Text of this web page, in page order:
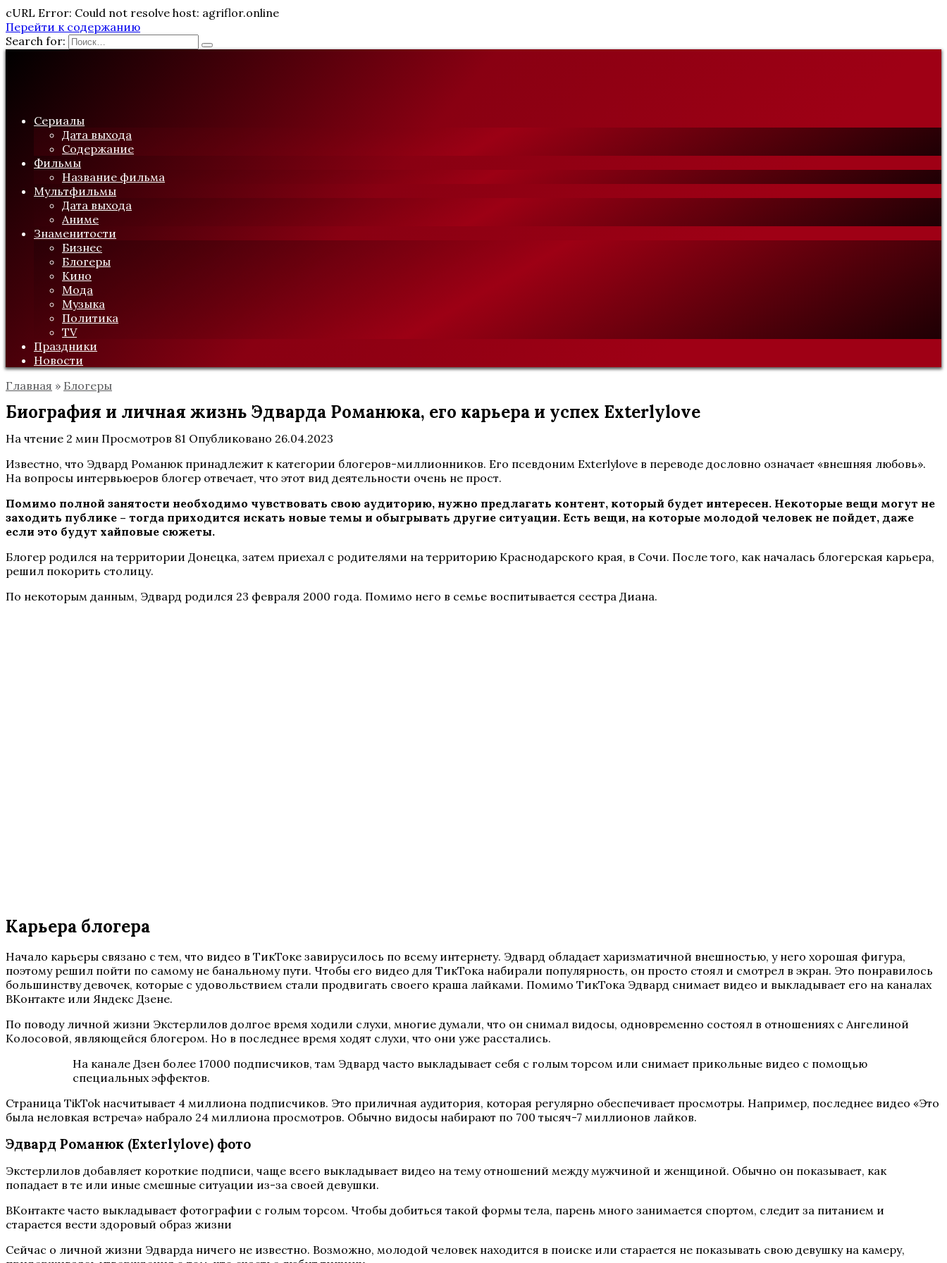
cURL Error: Could not resolve host: agriflor.online
Перейти к содержанию
Search for:
Сериалы
Дата выхода
Содержание
Фильмы
Название фильма
Мультфильмы
Дата выхода
Аниме
Знаменитости
Бизнес
Блогеры
Кино
Мода
Музыка
Политика
TV
Праздники
Новости
Главная » Блогеры
Биография и личная жизнь Эдварда Романюка, его карьера и успех Exterlylove
На чтение 2 мин Просмотров 81 Опубликовано 26.04.2023
Известно, что Эдвард Романюк принадлежит к категории блогеров-миллионников. Его псевдоним Exterlylove в переводе дословно означает «внешняя любовь».
На вопросы интервьюеров блогер отвечает, что этот вид деятельности очень не прост.
Помимо полной занятости необходимо чувствовать свою аудиторию, нужно предлагать контент, который будет интересен. Некоторые вещи могут не
заходить публике – тогда приходится искать новые темы и обыгрывать другие ситуации. Есть вещи, на которые молодой человек не пойдет, даже
если это будут хайповые сюжеты.
Блогер родился на территории Донецка, затем приехал с родителями на территорию Краснодарского края, в Сочи. После того, как началась блогерская карьера,
решил покорить столицу.
По некоторым данным, Эдвард родился 23 февраля 2000 года. Помимо него в семье воспитывается сестра Диана.
Карьера блогера
Начало карьеры связано с тем, что видео в ТикТоке завирусилось по всему интернету. Эдвард обладает харизматичной внешностью, у него хорошая фигура,
поэтому решил пойти по самому не банальному пути. Чтобы его видео для ТикТока набирали популярность, он просто стоял и смотрел в экран. Это понравилось
большинству девочек, которые с удовольствием стали продвигать своего краша лайками. Помимо ТикТока Эдвард снимает видео и выкладывает его на каналах
ВКонтакте или Яндекс Дзене.
По поводу личной жизни Экстерлилов долгое время ходили слухи, многие думали, что он снимал видосы, одновременно состоял в отношениях с Ангелиной
Колосовой, являющейся блогером. Но в последнее время ходят слухи, что они уже расстались.
На канале Дзен более 17000 подписчиков, там Эдвард часто выкладывает себя с голым торсом или снимает прикольные видео с помощью
специальных эффектов.
Страница TikTok насчитывает 4 миллиона подписчиков. Это приличная аудитория, которая регулярно обеспечивает просмотры. Например, последнее видео «Это
была неловкая встреча» набрало 24 миллиона просмотров. Обычно видосы набирают по 700 тысяч-7 миллионов лайков.
Эдвард Романюк (Exterlylove) фото
Экстерлилов добавляет короткие подписи, чаще всего выкладывает видео на тему отношений между мужчиной и женщиной. Обычно он показывает, как
попадает в те или иные смешные ситуации из-за своей девушки.
ВКонтакте часто выкладывает фотографии с голым торсом. Чтобы добиться такой формы тела, парень много занимается спортом, следит за питанием и
старается вести здоровый образ жизни
Сейчас о личной жизни Эдварда ничего не известно. Возможно, молодой человек находится в поиске или старается не показывать свою девушку на камеру,